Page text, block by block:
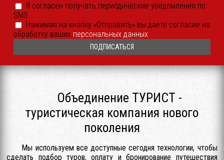
согласен
получать
периодические
уведомления
SMS
иным
способом
*
Я согласен получать периодические уведомления по
SMS
Согласие
на
обработку
*
Нажимая на кнопку «Отправить» вы даете согласие на
обработку ваших персональных данных
Объединение ТУРИСТ -
туристическая компания нового
поколения
Мы используем все доступные сегодня технологии, чтобы
сделать подбор туров, оплату и бронирование путешествия